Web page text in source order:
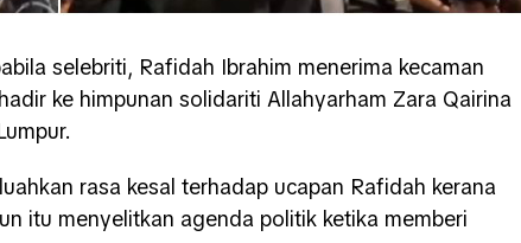
selebriti, Rafidah Ibrahim menerima kecaman
ke himpunan solidariti Allahyarham Zara Qairina
rasa kesal terhadap ucapan Rafidah kerana
itu menyelitkan agenda politik ketika memberi